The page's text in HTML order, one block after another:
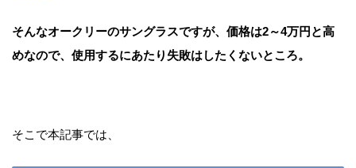
そんなオークリーのサングラスですが、価格は2～4万円と高
めなので、使用するにあたり失敗はしたくないところ。
そこで本記事では、